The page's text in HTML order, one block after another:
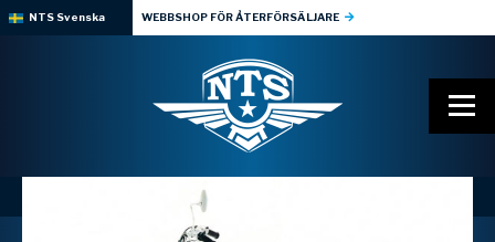
NTS Svenska WEBBSHOP FÖR ÅTERFÖRSÄLJARE